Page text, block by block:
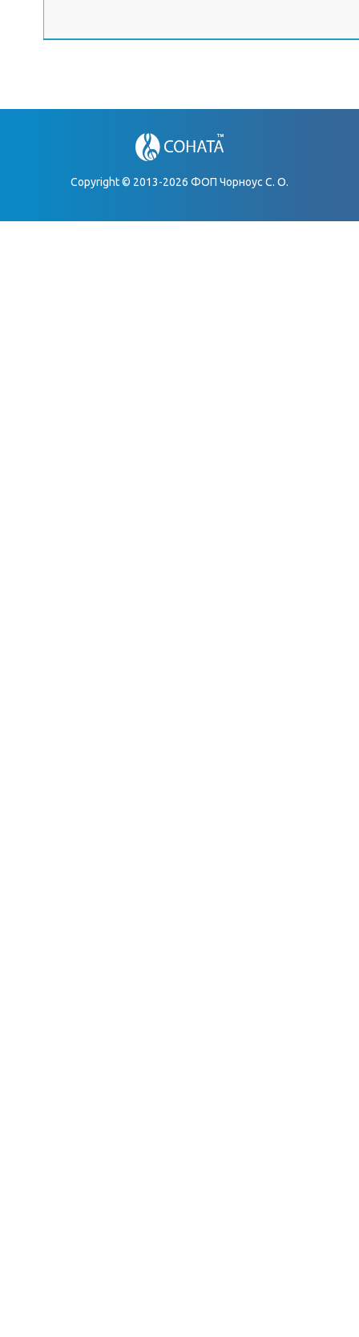
Copyright © 2013-2026 ФОП Чорноус С. О.